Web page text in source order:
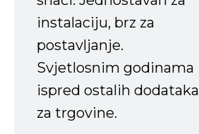
instalaciju, brz za
postavljanje.
Svjetlosnim godinama
ispred ostalih dodataka
za trgovine.